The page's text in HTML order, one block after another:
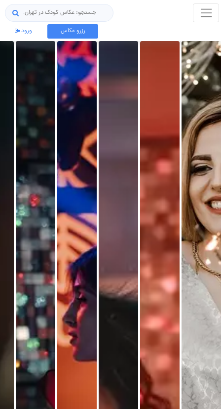
جستجو
رزرو عکاس ورود